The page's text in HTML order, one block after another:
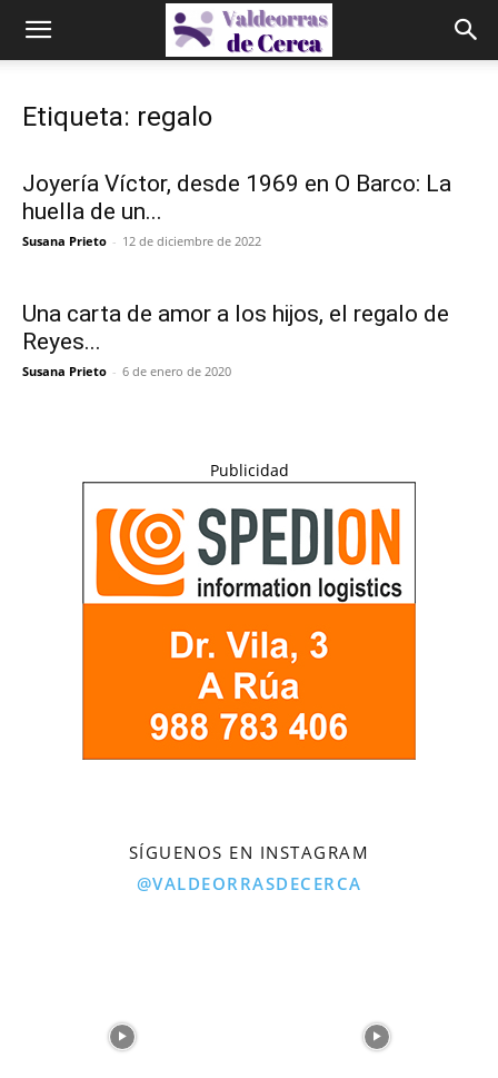
Etiqueta: regalo
Joyería Víctor, desde 1969 en O Barco: La
huella de un...
Susana Prieto - 12 de diciembre de 2022
Una carta de amor a los hijos, el regalo de
Reyes...
Susana Prieto - 6 de enero de 2020
Publicidad
SÍGUENOS EN INSTAGRAM
@VALDEORRASDECERCA